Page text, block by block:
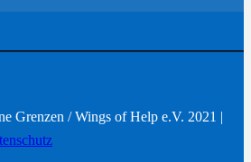
Grenzen / Wings of Help e.V. 2021 |